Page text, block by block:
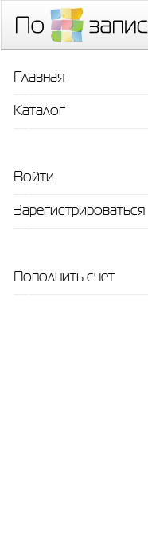
Главная
Каталог
Войти
Зарегистрироваться
Пополнить счет